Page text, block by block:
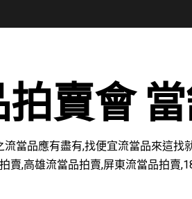
拍賣會
當品應有盡有,找便宜流當品來這
賣,高雄流當品拍賣,屏東流當品拍賣